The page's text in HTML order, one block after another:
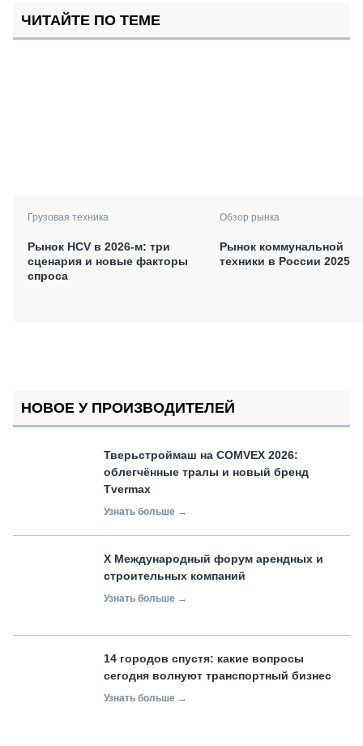
ЧИТАЙТЕ ПО ТЕМЕ
Грузовая техника
Рынок HCV в 2026-м: три
сценария и новые факторы
спроса
Обзор рынка
Рынок коммунальной
техники в России 2025
НОВОЕ У ПРОИЗВОДИТЕЛЕЙ
Тверьстроймаш на COMVEX 2026:
облегчённые тралы и новый бренд
Tvermax
Узнать больше →
X Международный форум арендных и
строительных компаний
Узнать больше →
14 городов спустя: какие вопросы
сегодня волнуют транспортный бизнес
Узнать больше →